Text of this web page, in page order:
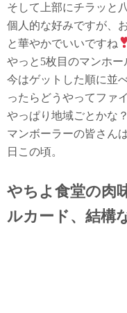
そして上部にチラッと
個人的な好みですが、
と華やかでいいですね
やっと5枚目のマンホ
今はゲットした順に並
ったらどうやってファ
やっぱり地域ごとかな？
マンボーラーの皆さん
日この頃。
やちよ食堂の肉
ルカード、結構